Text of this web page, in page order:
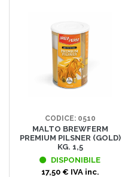
CODICE: 0510
MALTO BREWFERM
PREMIUM PILSNER (GOLD)
KG. 1,5
DISPONIBILE
17,50 € IVA inc.